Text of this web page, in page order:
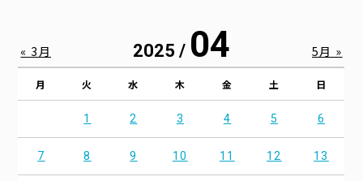
2025 / 04
月 火 水 木 金 土 日
1 2 3 4 5 6
7 8 9 10 11 12 13
« 3月 5月 »